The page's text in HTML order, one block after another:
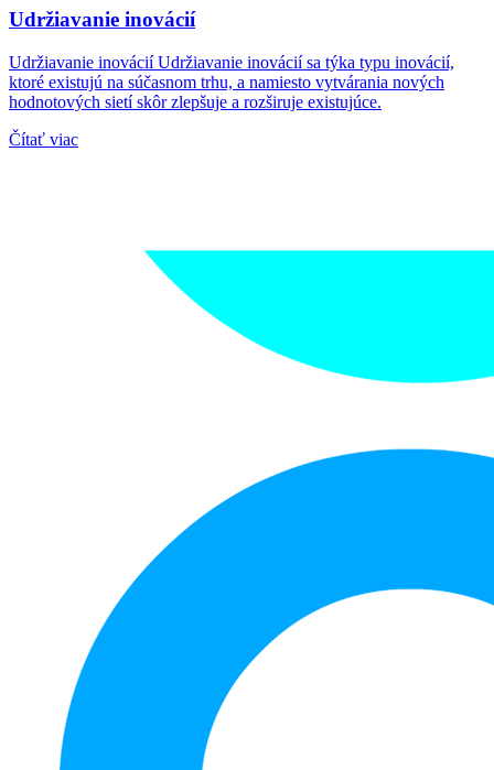
Udržiavanie inovácií
Udržiavanie inovácií Udržiavanie inovácií sa týka typu inovácií,
ktoré existujú na súčasnom trhu, a namiesto vytvárania nových
hodnotových sietí skôr zlepšuje a rozširuje existujúce.
Čítať viac